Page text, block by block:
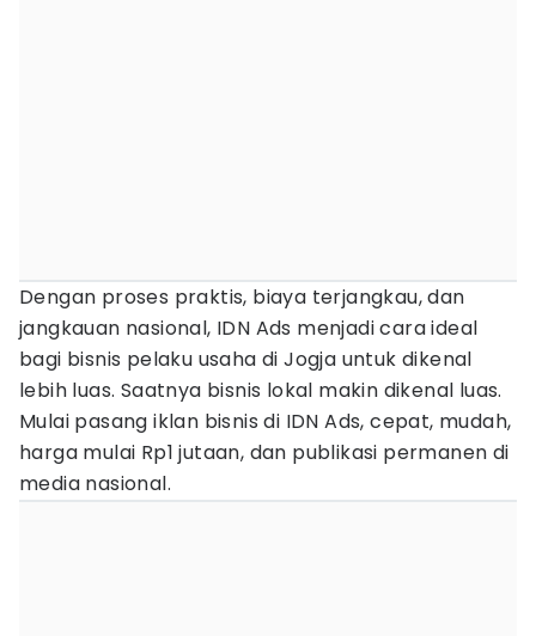
Dengan proses praktis, biaya terjangkau, dan
jangkauan nasional, IDN Ads menjadi cara ideal
bagi bisnis pelaku usaha di Jogja untuk dikenal
lebih luas. Saatnya bisnis lokal makin dikenal luas.
Mulai pasang iklan bisnis di IDN Ads, cepat, mudah,
harga mulai Rp1 jutaan, dan publikasi permanen di
media nasional.